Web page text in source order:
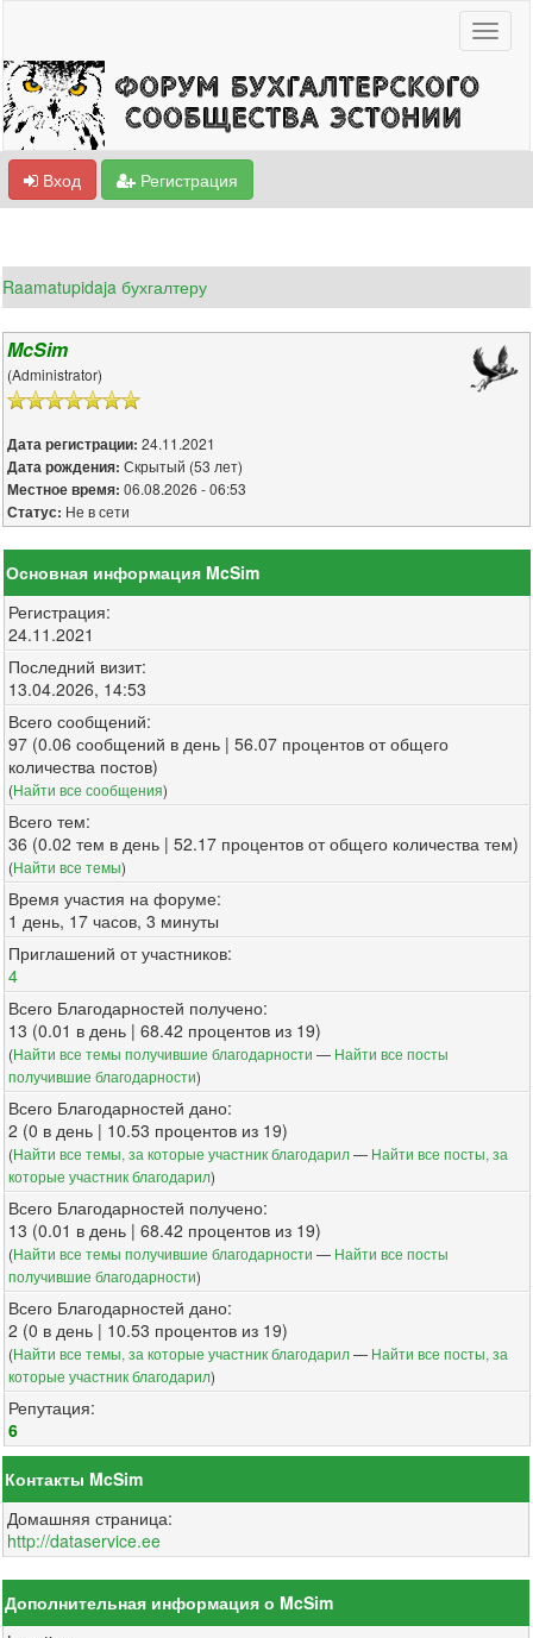
Вход Регистрация
Raamatupidaja бухгалтеру
McSim
(Administrator)
Дата регистрации: 24.11.2021
Дата рождения: Скрытый (53 лет)
Местное время: 06.08.2026 - 06:53
Статус: Не в сети
Основная информация McSim
Регистрация:
24.11.2021
Последний визит:
13.04.2026, 14:53
Всего сообщений:
97 (0.06 сообщений в день | 56.07 процентов от общего
количества постов)
(Найти все сообщения)
Всего тем:
36 (0.02 тем в день | 52.17 процентов от общего количества тем)
(Найти все темы)
Время участия на форуме:
1 день, 17 часов, 3 минуты
Приглашений от участников:
4
Всего Благодарностей получено:
13 (0.01 в день | 68.42 процентов из 19)
(Найти все темы получившие благодарности — Найти все посты
получившие благодарности)
Всего Благодарностей дано:
2 (0 в день | 10.53 процентов из 19)
(Найти все темы, за которые участник благодарил— Найти все посты, за
которые участник благодарил)
Всего Благодарностей получено:
13 (0.01 в день | 68.42 процентов из 19)
(Найти все темы получившие благодарности — Найти все посты
получившие благодарности)
Всего Благодарностей дано:
2 (0 в день | 10.53 процентов из 19)
(Найти все темы, за которые участник благодарил— Найти все посты, за
которые участник благодарил)
Репутация:
6
Контакты McSim
Домашняя страница:
http://dataservice.ee
Дополнительная информация о McSim